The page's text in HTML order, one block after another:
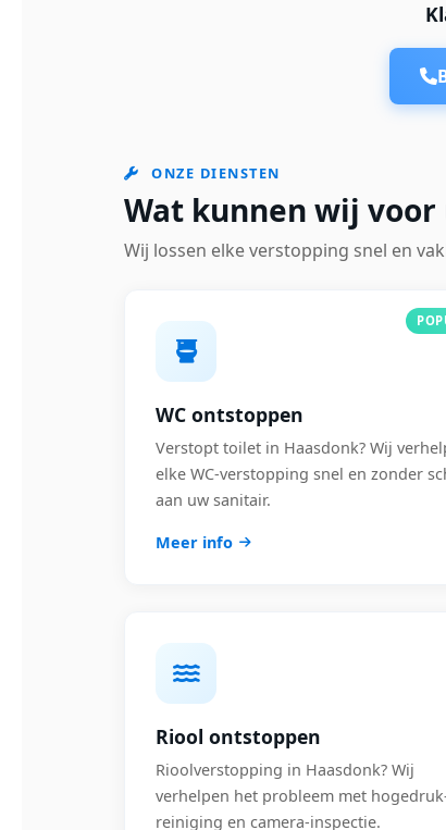
ONZE DIENSTEN
Wat kunnen wij voor
Wij lossen elke verstopping snel en
WC ontstoppen
Verstopt toilet in Haasdonk? Wij
elke WC-verstopping snel en zonder
aan uw sanitair.
Meer info
Riool ontstoppen
Rioolverstopping in Haasdonk? Wij
verhelpen het probleem met
reiniging en camera-inspectie.